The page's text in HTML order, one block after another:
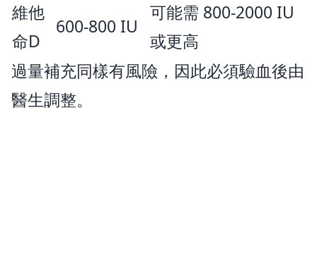
維他
命D
600-800 IU
可能需 800-2000 IU
或更高
過量補充同樣有風險，因此必須驗血後由
醫生調整。